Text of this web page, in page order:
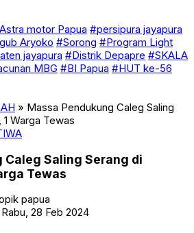
motor Papua #persipura jayapura
Aryoko #Sorong #Program Light
jayapura #Distrik Depapre #SKALA
MBG #BI Papua #HUT ke-56
» Massa Pendukung Caleg Saling
Warga Tewas
Caleg Saling Serang di
Tewas
papua
28 Feb 2024